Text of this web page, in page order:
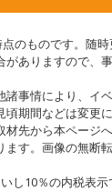
のものです。随
がありますので、
事情により、イ
期間などは変更
先から本ページ
ます。画像の無断
し10％の内税表示